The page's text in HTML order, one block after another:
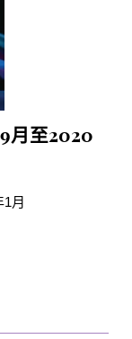
月至2020
月